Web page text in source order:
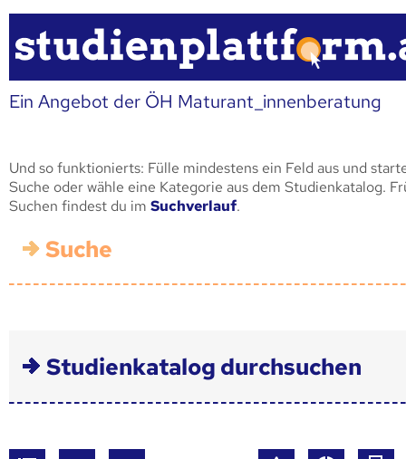
Ein Angebot der ÖH Maturant_innenberatung
Und so funktionierts: Fülle mindestens ein Feld aus und
Suche oder wähle eine Kategorie aus dem Studienkatalog.
Suchen findest du im Suchverlauf.
Suche
Studienkatalog durchsuchen